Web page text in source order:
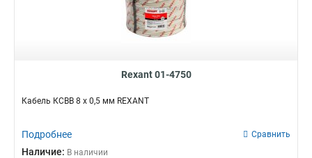
Rexant 01-4750
Кабель КСВВ 8 х 0,5 мм REXANT
Подробнее Сравнить
Наличие: В наличии